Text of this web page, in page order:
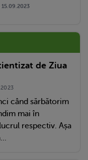
15.09.2023
de Ziua
când sărbătorim
mai în
respectiv. Așa